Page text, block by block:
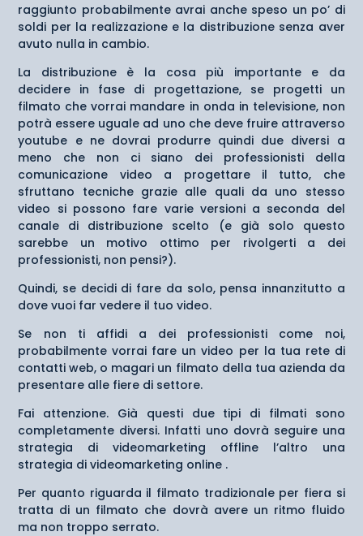
raggiunto probabilmente avrai anche speso un po’ di
soldi per la realizzazione e la distribuzione senza aver
avuto nulla in cambio.
La distribuzione è la cosa più importante e da
decidere in fase di progettazione, se progetti un
filmato che vorrai mandare in onda in televisione, non
potrà essere uguale ad uno che deve fruire attraverso
youtube e ne dovrai produrre quindi due diversi a
meno che non ci siano dei professionisti della
comunicazione video a progettare il tutto, che
sfruttano tecniche grazie alle quali da uno stesso
video si possono fare varie versioni a seconda del
canale di distribuzione scelto (e già solo questo
sarebbe un motivo ottimo per rivolgerti a dei
professionisti, non pensi?).
Quindi, se decidi di fare da solo, pensa innanzitutto a
dove vuoi far vedere il tuo video.
Se non ti affidi a dei professionisti come noi,
probabilmente vorrai fare un video per la tua rete di
contatti web, o magari un filmato della tua azienda da
presentare alle fiere di settore.
Fai attenzione. Già questi due tipi di filmati sono
completamente diversi. Infatti uno dovrà seguire una
strategia di videomarketing offline l’altro una
strategia di videomarketing online .
Per quanto riguarda il filmato tradizionale per fiera si
tratta di un filmato che dovrà avere un ritmo fluido
ma non troppo serrato.